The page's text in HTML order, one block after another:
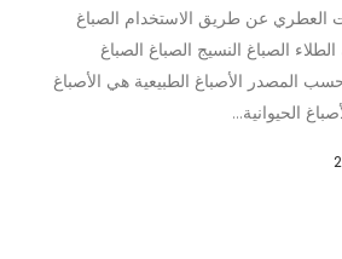
العطري عن طريق الاستخدام الصباغ
الصباغ النسيج الصباغ الصباغ
المصدر الأصباغ الطبيعية هي الأصباغ
الحيوانية...